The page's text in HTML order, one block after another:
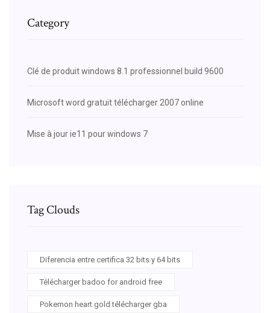
Category
Clé de produit windows 8.1 professionnel build 9600
Microsoft word gratuit télécharger 2007 online
Mise à jour ie11 pour windows 7
Tag Clouds
Diferencia entre certifica 32 bits y 64 bits
Télécharger badoo for android free
Pokemon heart gold télécharger gba